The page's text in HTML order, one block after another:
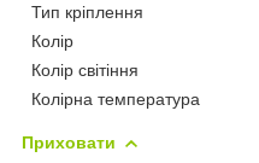
Тип кріплення
Колір
Колір світіння
Колірна температура
Приховати